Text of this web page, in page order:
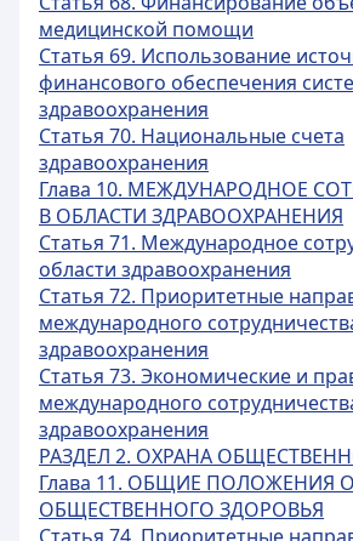
медицинской помощи
Статья 69. Использование
финансового обеспечения
здравоохранения
Статья 70. Национальные счета
здравоохранения
Глава 10. МЕЖДУНАРОДНОЕ
В ОБЛАСТИ ЗДРАВООХРАНЕНИЯ
Статья 71. Международное
области здравоохранения
Статья 72. Приоритетные
международного
здравоохранения
Статья 73. Экономические и
международного
здравоохранения
РАЗДЕЛ 2. ОХРАНА
Глава 11. ОБЩИЕ ПОЛОЖЕНИЯ
ОБЩЕСТВЕННОГО ЗДОРОВЬЯ